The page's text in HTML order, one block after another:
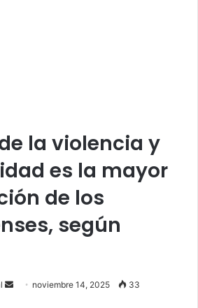
la violencia y
es la mayor
de los
según
Send noviembre 14, 2025 33